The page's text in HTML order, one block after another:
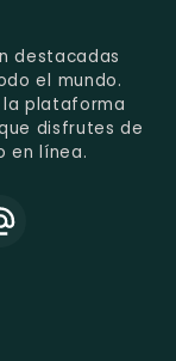
destacadas
el mundo.
la plataforma
disfrutes de
en línea.